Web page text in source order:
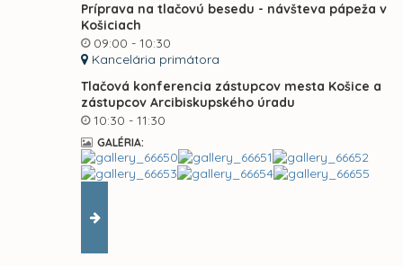
Príprava na tlačovú besedu - návšteva pápeža v
Košiciach
09:00 - 10:30
Kancelária primátora
Tlačová konferencia zástupcov mesta Košice a
zástupcov Arcibiskupského úradu
10:30 - 11:30
GALÉRIA: